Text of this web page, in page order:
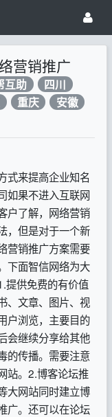
营销推广
互助
四川
重庆 安徽
式来提高企业知名
如果不进入互联网
户了解，网络营销
，但是对于一个新
营销推广方案需要
下面智信网络为大
提供免费的有价值
、文章、图片、视
户浏览，主要目的
会继续分享给其他
的传播。需要注意
站。2.博客论坛推
大网站同时建立博
广。还可以在论坛